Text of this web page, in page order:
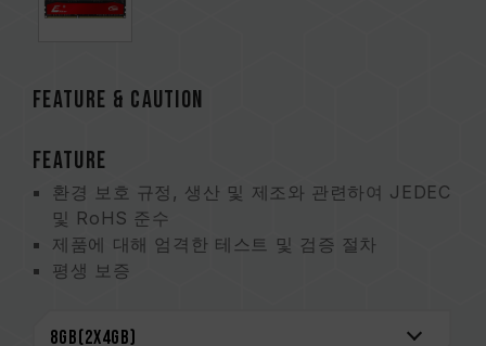
FEATURE & CAUTION
FEATURE
환경 보호 규정, 생산 및 제조와 관련하여 JEDEC
및 RoHS 준수
제품에 대해 엄격한 테스트 및 검증 절차
평생 보증